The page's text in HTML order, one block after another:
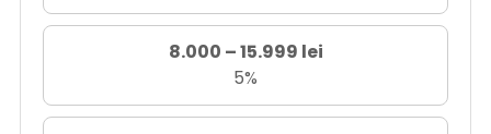
8.000 – 15.999 lei
5%